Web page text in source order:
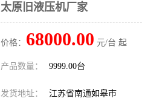
太原旧液压机厂家
价格： 68000.00 元/台 起
产品数量： 9999.00台
发货地址： 江苏省南通如皋市